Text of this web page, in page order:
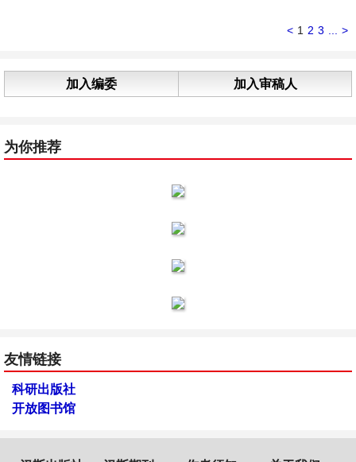
< 1 2 3 >
加入编委 加入审稿人
为你推荐
友情链接
科研出版社
开放图书馆